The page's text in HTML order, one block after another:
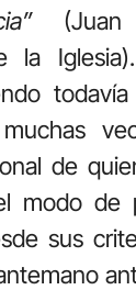
(Juan
la
de
modo de
sus